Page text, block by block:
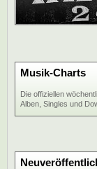
Musik-Charts
Die offiziellen
Alben, Singles und